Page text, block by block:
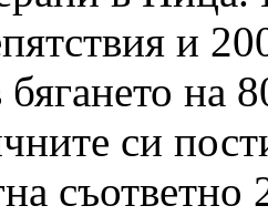
и
бягането на
си